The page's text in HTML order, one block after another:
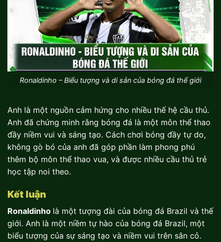
Ronaldinho – Biểu tượng và di sản của bóng đá thế giới
Anh là một nguồn cảm hứng cho nhiều thế hệ cầu thủ.
Anh đã chứng minh rằng bóng đá là một môn thể thao
đầy niềm vui và sáng tạo. Cách chơi bóng đầy tự do,
không gò bó của anh đã góp phần làm phong phú
thêm bộ môn thể thao vua, và được nhiều cầu thủ trẻ
học tập noi theo.
Kết luận
Ronaldinho là một tượng đài của bóng đá Brazil và thế
giới. Anh là một niềm tự hào của bóng đá Brazil, một
biểu tượng của sự sáng tạo và niềm vui trên sân cỏ.